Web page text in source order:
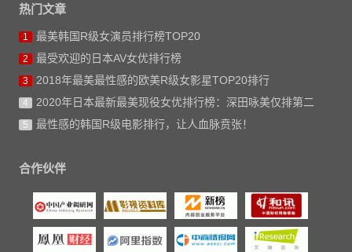
热门文章
1 最美韩国R级女演员排行榜TOP20
2 最受欢迎的日本AV女优排行榜
3 2018年最美最性感的欧美R级女影星TOP20排行
4 2020年日本最新最美现役女优排行榜：深田咏美仅排第二
5 最性感的韩国R级电影排行，让人血脉贲张！
合作伙伴